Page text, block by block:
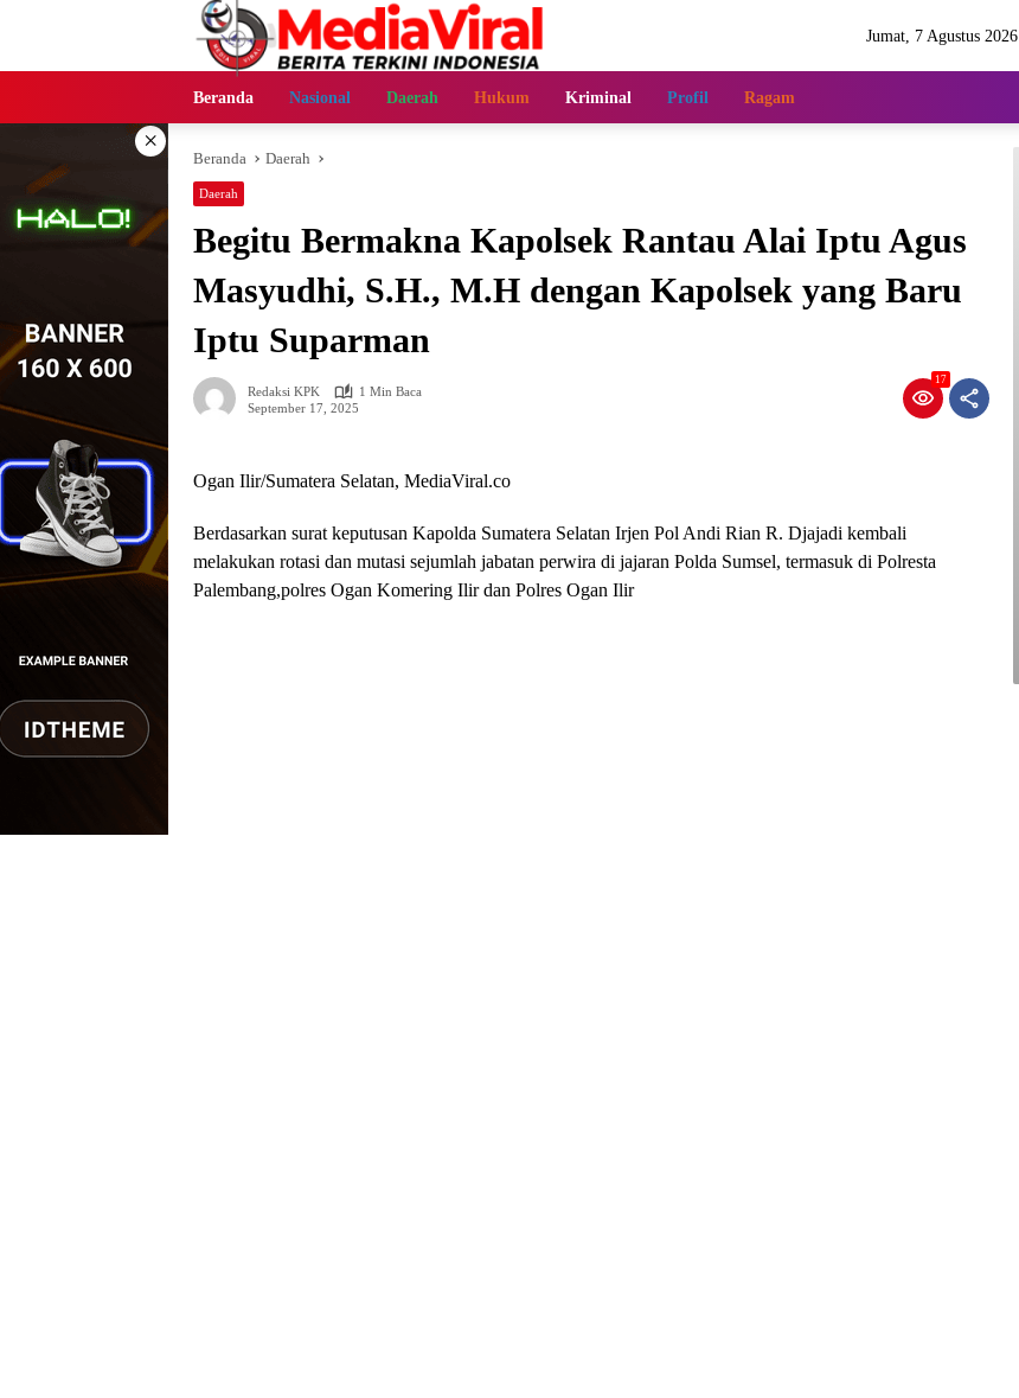
Jumat, 7 Agustus 2026
Beranda Nasional Daerah Hukum Kriminal Profil Ragam
×
Beranda Daerah
Daerah
Begitu Bermakna Kapolsek Rantau Alai Iptu Agus
Masyudhi, S.H., M.H dengan Kapolsek yang Baru
Iptu Suparman
Redaksi KPK
1 Min Baca
September 17, 2025
17
Ogan Ilir/Sumatera Selatan, MediaViral.co
Berdasarkan surat keputusan Kapolda Sumatera Selatan Irjen Pol Andi Rian R. Djajadi kembali
melakukan rotasi dan mutasi sejumlah jabatan perwira di jajaran Polda Sumsel, termasuk di Polresta
Palembang,polres Ogan Komering Ilir dan Polres Ogan Ilir